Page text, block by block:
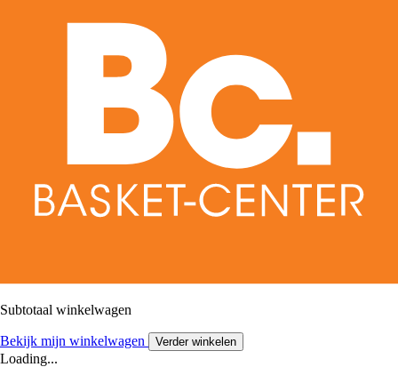
Subtotaal winkelwagen
Bekijk mijn winkelwagen Verder winkelen
Loading...